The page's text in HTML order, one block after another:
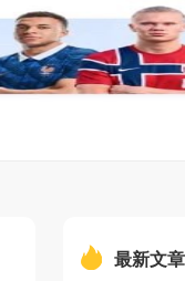
最新文章